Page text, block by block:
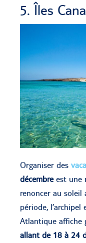
5. Îles
Organiser des
décembreest une
renoncer au soleil
période, l’archipel
Atlantique affiche
allant de 18 à 24